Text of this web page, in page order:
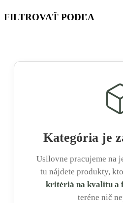
FILTROVAŤ PODĽA
Kategória je
Usilovne pracujeme na
tu nájdete produkty,
kritériá na kvalitu a
teréne nič